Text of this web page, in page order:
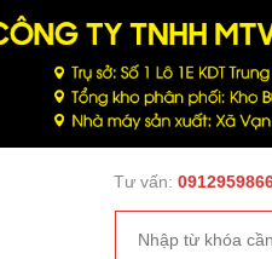
Tư vấn: